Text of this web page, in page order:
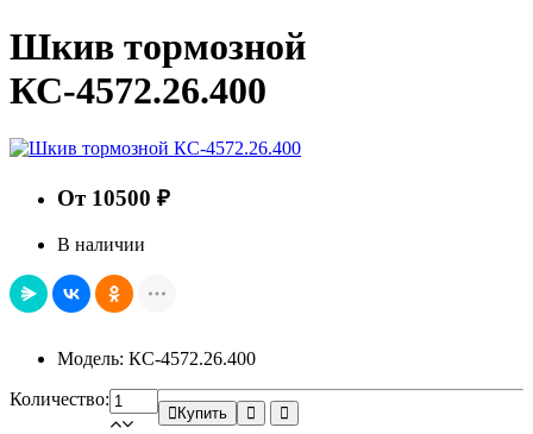
Шкив тормозной
КС-4572.26.400
От 10500 ₽
В наличии
Модель: КС-4572.26.400
Количество:
Купить